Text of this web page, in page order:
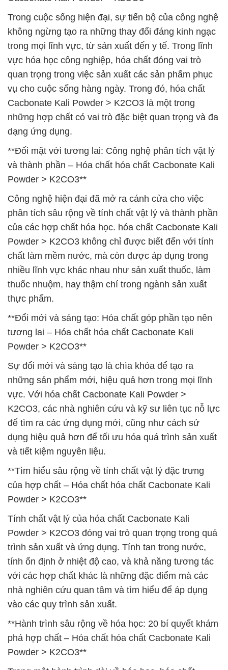
Trong cuộc sống hiện đại, sự tiến bộ của công nghệ
không ngừng tạo ra những thay đổi đáng kinh ngạc
trong mọi lĩnh vực, từ sản xuất đến y tế. Trong lĩnh
vực hóa học công nghiệp, hóa chất đóng vai trò
quan trọng trong việc sản xuất các sản phẩm phục
vụ cho cuộc sống hàng ngày. Trong đó, hóa chất
Cacbonate Kali Powder > K2CO3 là một trong
những hợp chất có vai trò đặc biệt quan trọng và đa
dạng ứng dụng.
**Đối mặt với tương lai: Công nghệ phân tích vật lý
và thành phần – Hóa chất hóa chất Cacbonate Kali
Powder > K2CO3**
Công nghệ hiện đại đã mở ra cánh cửa cho việc
phân tích sâu rộng về tính chất vật lý và thành phần
của các hợp chất hóa học. hóa chất Cacbonate Kali
Powder > K2CO3 không chỉ được biết đến với tính
chất làm mềm nước, mà còn được áp dụng trong
nhiều lĩnh vực khác nhau như sản xuất thuốc, làm
thuốc nhuộm, hay thậm chí trong ngành sản xuất
thực phẩm.
**Đổi mới và sáng tạo: Hóa chất góp phần tạo nên
tương lai – Hóa chất hóa chất Cacbonate Kali
Powder > K2CO3**
Sự đổi mới và sáng tạo là chìa khóa để tạo ra
những sản phẩm mới, hiệu quả hơn trong mọi lĩnh
vực. Với hóa chất Cacbonate Kali Powder >
K2CO3, các nhà nghiên cứu và kỹ sư liên tục nỗ lực
để tìm ra các ứng dụng mới, cũng như cách sử
dụng hiệu quả hơn để tối ưu hóa quá trình sản xuất
và tiết kiệm nguyên liệu.
**Tìm hiểu sâu rộng về tính chất vật lý đặc trưng
của hợp chất – Hóa chất hóa chất Cacbonate Kali
Powder > K2CO3**
Tính chất vật lý của hóa chất Cacbonate Kali
Powder > K2CO3 đóng vai trò quan trọng trong quá
trình sản xuất và ứng dụng. Tính tan trong nước,
tính ổn định ở nhiệt độ cao, và khả năng tương tác
với các hợp chất khác là những đặc điểm mà các
nhà nghiên cứu quan tâm và tìm hiểu để áp dụng
vào các quy trình sản xuất.
**Hành trình sâu rộng về hóa học: 20 bí quyết khám
phá hợp chất – Hóa chất hóa chất Cacbonate Kali
Powder > K2CO3**